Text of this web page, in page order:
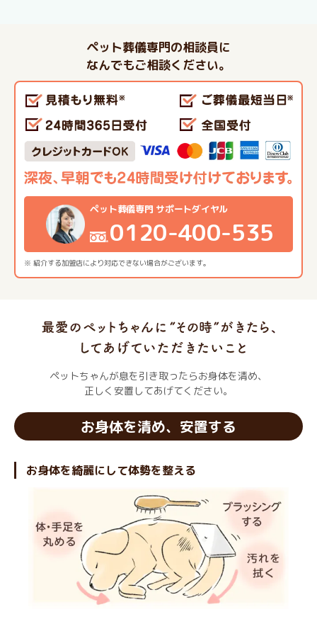
ペット葬儀専門の相談員に
なんでもご相談ください。
※ 紹介する加盟店により対応できない場合がございます。
ペット葬儀専門 サポートダイヤル
0120-400-535
ペットちゃんが息を引き取ったらお身体を清め、
正しく安置してあげてください。
お身体を清め、安置する
お身体を綺麗にして体勢を整える